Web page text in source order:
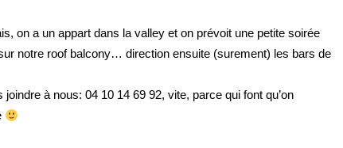
on a un appart dans la valley et on prévoit une petite soirée
notre roof balcony… direction ensuite (surement) les bars de
à nous: 04 10 14 69 92, vite, parce qui font qu’on